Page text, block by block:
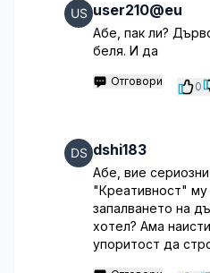
user210@eu
Абе, пак ли?
беля. И да
Отговори 0
dshi183
Абе, вие
"Креативност" му
запалването на
хотел? Ама
упоритост да